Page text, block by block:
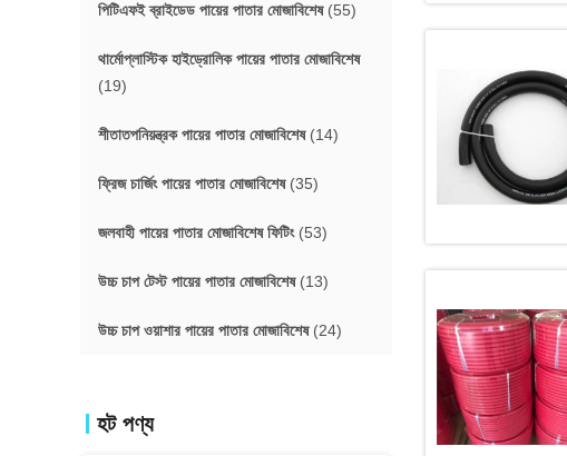
পিটিএফই ব্রাইডেড পায়ের পাতার মোজাবিশেষ(55)
থার্মোপ্লাস্টিক হাইড্রোলিক পায়ের পাতার মোজাবিশেষ
(19)
শীতাতপনিয়ন্ত্রক পায়ের পাতার মোজাবিশেষ(14)
ফ্রিজ চার্জিং পায়ের পাতার মোজাবিশেষ(35)
জলবাহী পায়ের পাতার মোজাবিশেষ ফিটিং(53)
উচ্চ চাপ টেস্ট পায়ের পাতার মোজাবিশেষ(13)
উচ্চ চাপ ওয়াশার পায়ের পাতার মোজাবিশেষ(24)
হট পণ্য